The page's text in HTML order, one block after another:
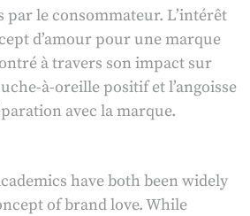
par le consommateur. L’intérêt
d’amour pour une marque
à travers son impact sur
à-oreille positif et l’angoisse
avec la marque.
have both been widely
of brand love. While